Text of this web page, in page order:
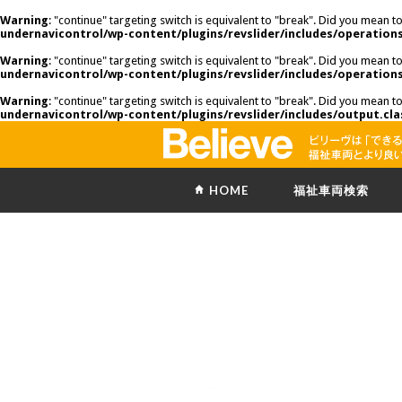
Warning: "continue" targeting switch is equivalent to "break". Did you mean
undernavicontrol/wp-content/plugins/revslider/includes/
Warning: "continue" targeting switch is equivalent to "break". Did you mean
undernavicontrol/wp-content/plugins/revslider/includes/
Warning: "continue" targeting switch is equivalent to "break". Did you mean
undernavicontrol/wp-content/plugins/revslider/includes/
HOME 福祉車両検索